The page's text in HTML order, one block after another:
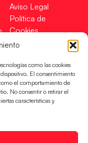
como las cookies
El consentimiento
el comportamiento de
No consentir o retirar el
características y
Aviso Legal
Política de
Cookies
Mapa Web